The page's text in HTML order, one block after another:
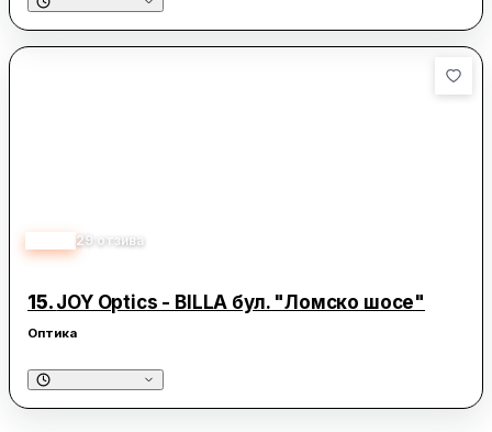
29 отзива
15. JOY Optics - BILLA бул. "Ломско шосе"
Оптика